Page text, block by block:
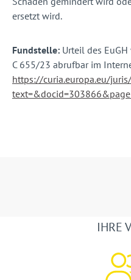
ersetzt wird.
Fundstelle: Urteil des
C 655/23 abrufbar im
https://curia.europa.eu/
IHRE